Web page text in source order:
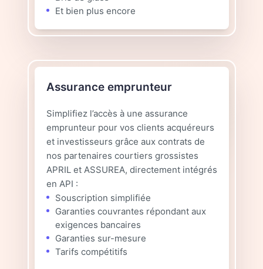
Et bien plus encore
Assurance emprunteur
Simplifiez l’accès à une assurance
emprunteur pour vos clients acquéreurs
et investisseurs grâce aux contrats de
nos partenaires courtiers grossistes
APRIL et ASSUREA, directement intégrés
en API :
Souscription simplifiée
Garanties couvrantes répondant aux
exigences bancaires
Garanties sur-mesure
Tarifs compétitifs